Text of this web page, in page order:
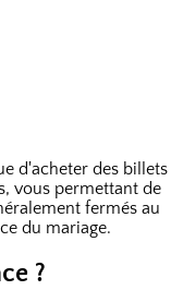
d'acheter des billets
vous permettant de
fermés au
du mariage.
?